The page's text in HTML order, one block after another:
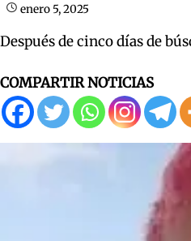
enero 5, 2025
Después de cinco días de
COMPARTIR NOTICIAS